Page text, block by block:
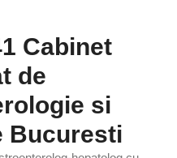
Cabinet
de
si
Bucuresti